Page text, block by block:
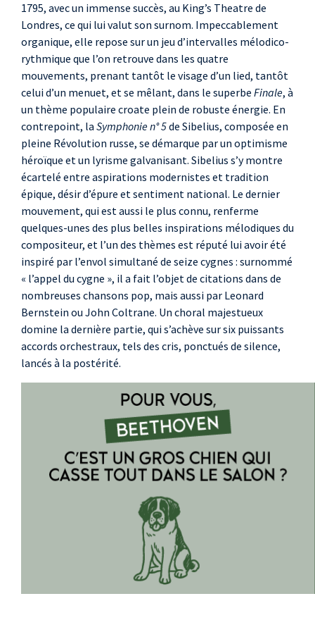
1795, avec un immense succès, au King’s Theatre de
Londres, ce qui lui valut son surnom. Impeccablement
organique, elle repose sur un jeu d’intervalles mélodico-
rythmique que l’on retrouve dans les quatre
mouvements, prenant tantôt le visage d’un lied, tantôt
celui d’un menuet, et se mêlant, dans le superbe Finale, à
un thème populaire croate plein de robuste énergie. En
contrepoint, la Symphonie n° 5de Sibelius, composée en
pleine Révolution russe, se démarque par un optimisme
héroïque et un lyrisme galvanisant. Sibelius s’y montre
écartelé entre aspirations modernistes et tradition
épique, désir d’épure et sentiment national. Le dernier
mouvement, qui est aussi le plus connu, renferme
quelques-unes des plus belles inspirations mélodiques du
compositeur, et l’un des thèmes est réputé lui avoir été
inspiré par l’envol simultané de seize cygnes : surnommé
« l’appel du cygne », il a fait l’objet de citations dans de
nombreuses chansons pop, mais aussi par Leonard
Bernstein ou John Coltrane. Un choral majestueux
domine la dernière partie, qui s’achève sur six puissants
accords orchestraux, tels des cris, ponctués de silence,
lancés à la postérité.